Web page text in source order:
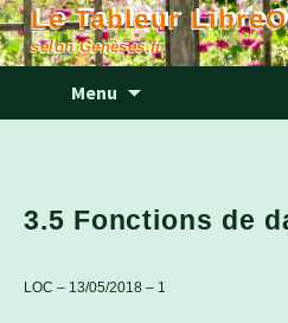
Le Tableur
selon Genèses.fr
Menu
3.5 Fonctions de
LOC – 13/05/2018 – 1